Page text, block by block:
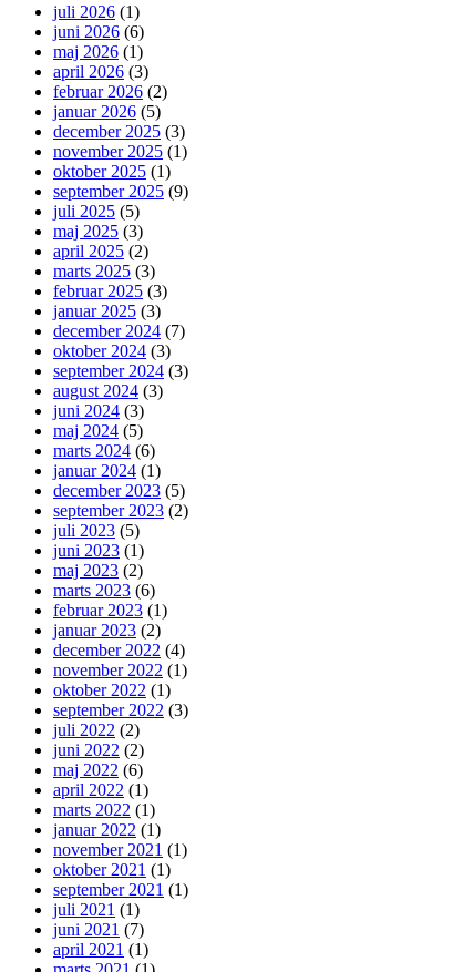
juli 2026 (1)
juni 2026 (6)
maj 2026 (1)
april 2026 (3)
februar 2026 (2)
januar 2026 (5)
december 2025 (3)
november 2025 (1)
oktober 2025 (1)
september 2025 (9)
juli 2025 (5)
maj 2025 (3)
april 2025 (2)
marts 2025 (3)
februar 2025 (3)
januar 2025 (3)
december 2024 (7)
oktober 2024 (3)
september 2024 (3)
august 2024 (3)
juni 2024 (3)
maj 2024 (5)
marts 2024 (6)
januar 2024 (1)
december 2023 (5)
september 2023 (2)
juli 2023 (5)
juni 2023 (1)
maj 2023 (2)
marts 2023 (6)
februar 2023 (1)
januar 2023 (2)
december 2022 (4)
november 2022 (1)
oktober 2022 (1)
september 2022 (3)
juli 2022 (2)
juni 2022 (2)
maj 2022 (6)
april 2022 (1)
marts 2022 (1)
januar 2022 (1)
november 2021 (1)
oktober 2021 (1)
september 2021 (1)
juli 2021 (1)
juni 2021 (7)
april 2021 (1)